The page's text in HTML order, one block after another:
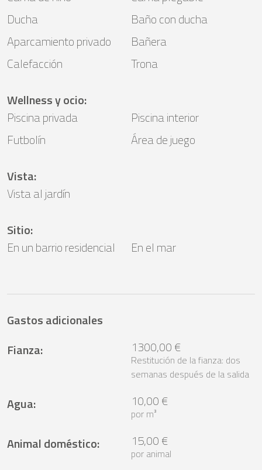
Ducha
Baño con ducha
Aparcamiento privado
Bañera
Calefacción
Trona
Wellness y ocio:
Piscina privada
Piscina interior
Futbolín
Área de juego
Vista:
Vista al jardín
Sitio:
En un barrio residencial
En el mar
Gastos adicionales
Fianza: 1300,00 €
Restitución de la fianza: dos
semanas después de la salida
Agua: 10,00 €
por m³
Animal doméstico: 15,00 €
por animal